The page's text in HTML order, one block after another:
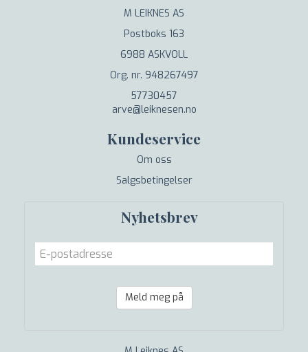
M LEIKNES AS
Postboks 163
6988 ASKVOLL
Org. nr. 948267497
57730457
arve@leiknesen.no
Kundeservice
Om oss
Salgsbetingelser
Nyhetsbrev
Meld meg på